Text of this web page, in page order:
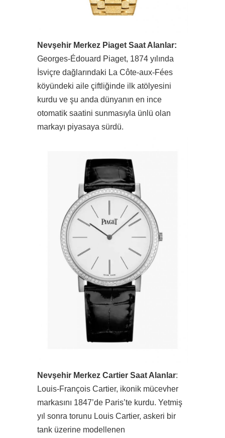
Nevşehir Merkez Piaget Saat Alanlar:
Georges-Édouard Piaget, 1874 yılında
İsviçre dağlarındaki La Côte-aux-Fées
köyündeki aile çiftliğinde ilk atölyesini
kurdu ve şu anda dünyanın en ince
otomatik saatini sunmasıyla ünlü olan
markayı piyasaya sürdü.
Nevşehir Merkez Cartier Saat Alanlar:
Louis-François Cartier, ikonik mücevher
markasını 1847’de Paris’te kurdu. Yetmiş
yıl sonra torunu Louis Cartier, askeri bir
tank üzerine modellenen